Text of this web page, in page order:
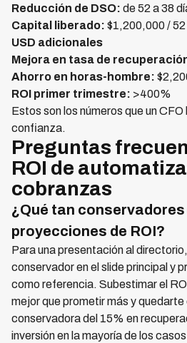
Reducción de DSO: de 52 a 38
Capital liberado: $1,200,000 /
USD adicionales
Mejora en tasa de
Ahorro en horas-hombre:
ROI primer trimestre: >400%
Estos son los números que un
confianza.
Preguntas
ROI de
cobranzas
¿Qué tan conservadores
proyecciones de ROI?
Para una presentación al
conservador en el slide principal y
como referencia. Subestimar el
mejor que prometir más y
conservadora del 15% en
inversión en la mayoría de los